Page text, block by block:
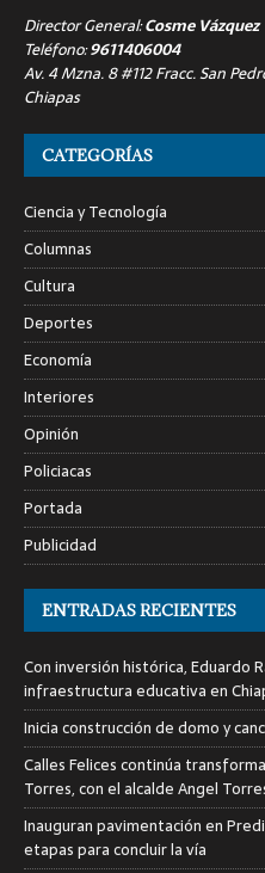
Director General:Cosme Vázquez
Teléfono:9611406004
Av. 4 Mzna. 8 #112 Fracc. San
Chiapas
CATEGORÍAS
Ciencia y Tecnología
Columnas
Cultura
Deportes
Economía
Interiores
Opinión
Policiacas
Portada
Publicidad
ENTRADAS RECIENTES
Con inversión histórica, Eduardo
infraestructura educativa en
Inicia construcción de domo y
Calles Felices continúa
Torres, con el alcalde Angel
Inauguran pavimentación en
etapas para concluir la vía